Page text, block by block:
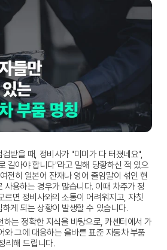
받을 때, 정비사가 "미미가 다 터졌네요",
갈아야 합니다"라고 말해 당황하신 적 있으
전히 일본어 잔재나 영어 줄임말이 섞인 현
사용하는 경우가 많습니다. 이때 차주가 정
르면 정비사와의 소통이 어려워지고, 자칫
게 되는 상황이 발생할 수 있습니다.
하는 정확한 지식을 바탕으로, 카센터에서 가
와 그에 대응하는 올바른 표준 자동차 부품
리해 드립니다.